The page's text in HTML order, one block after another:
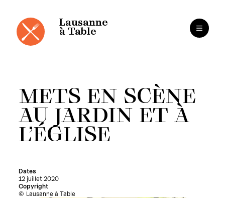
contenu
Lausanne
à Table
METS EN SCÈNE
AU JARDIN ET À
L’ÉGLISE
Dates
12 juillet 2020
Copyright
Lausanne à Table